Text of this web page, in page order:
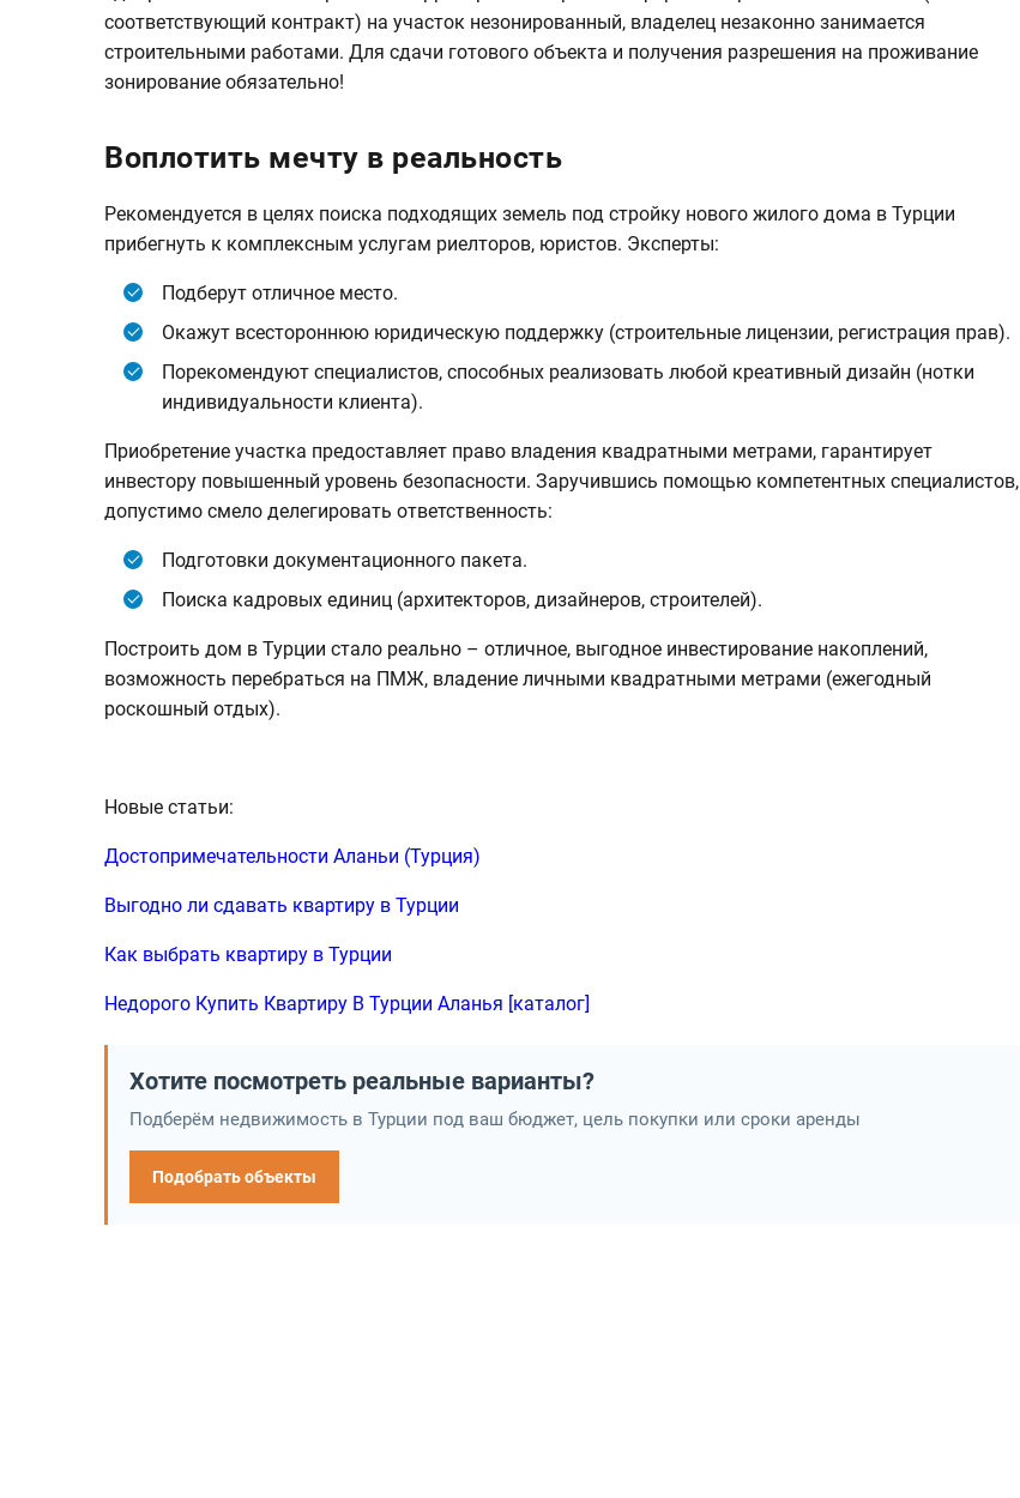
соответствующий контракт) на участок незонированный, владелец незаконно занимается
строительными работами. Для сдачи готового объекта и получения разрешения на проживание
зонирование обязательно!
Воплотить мечту в реальность
Рекомендуется в целях поиска подходящих земель под стройку нового жилого дома в Турции
прибегнуть к комплексным услугам риелторов, юристов. Эксперты:
Подберут отличное место.
Окажут всестороннюю юридическую поддержку (строительные лицензии, регистрация прав).
Порекомендуют специалистов, способных реализовать любой креативный дизайн (нотки
индивидуальности клиента).
Приобретение участка предоставляет право владения квадратными метрами, гарантирует
инвестору повышенный уровень безопасности. Заручившись помощью компетентных специалистов,
допустимо смело делегировать ответственность:
Подготовки документационного пакета.
Поиска кадровых единиц (архитекторов, дизайнеров, строителей).
Построить дом в Турции стало реально – отличное, выгодное инвестирование накоплений,
возможность перебраться на ПМЖ, владение личными квадратными метрами (ежегодный
роскошный отдых).
Новые статьи:
Достопримечательности Аланьи (Турция)
Выгодно ли сдавать квартиру в Турции
Как выбрать квартиру в Турции
Недорого Купить Квартиру В Турции Аланья [каталог]
Хотите посмотреть реальные варианты?
Подберём недвижимость в Турции под ваш бюджет, цель покупки или сроки аренды
Подобрать объекты